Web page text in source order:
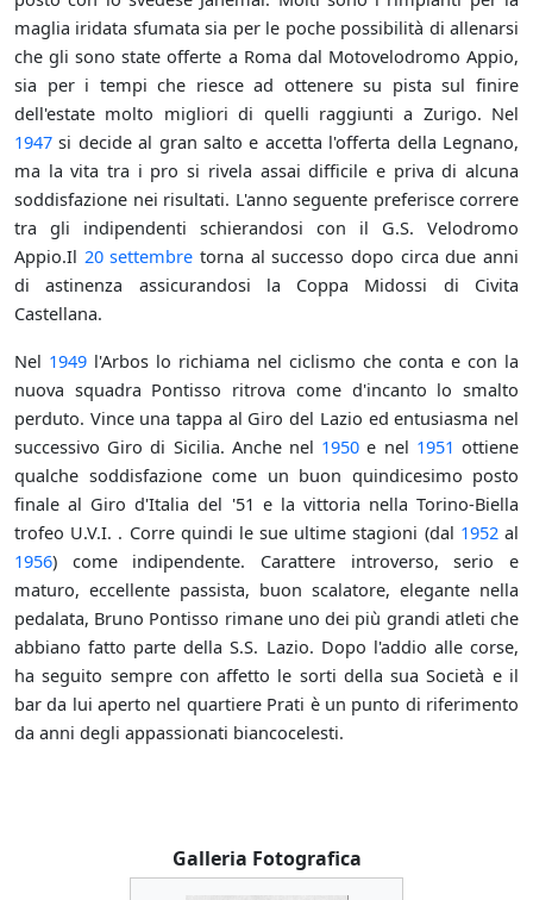
maglia iridata sfumata sia per le poche possibilità di allenarsi
che gli sono state offerte a Roma dal Motovelodromo Appio,
sia per i tempi che riesce ad ottenere su pista sul finire
dell'estate molto migliori di quelli raggiunti a Zurigo. Nel
1947 si decide al gran salto e accetta l'offerta della Legnano,
ma la vita tra i pro si rivela assai difficile e priva di alcuna
soddisfazione nei risultati. L'anno seguente preferisce correre
tra gli indipendenti schierandosi con il G.S. Velodromo
Appio.Il 20 settembre torna al successo dopo circa due anni
di astinenza assicurandosi la Coppa Midossi di Civita
Castellana.
Nel 1949 l'Arbos lo richiama nel ciclismo che conta e con la
nuova squadra Pontisso ritrova come d'incanto lo smalto
perduto. Vince una tappa al Giro del Lazio ed entusiasma nel
successivo Giro di Sicilia. Anche nel 1950 e nel 1951 ottiene
qualche soddisfazione come un buon quindicesimo posto
finale al Giro d'Italia del '51 e la vittoria nella Torino-Biella
trofeo U.V.I. . Corre quindi le sue ultime stagioni (dal 1952al
1956) come indipendente. Carattere introverso, serio e
maturo, eccellente passista, buon scalatore, elegante nella
pedalata, Bruno Pontisso rimane uno dei più grandi atleti che
abbiano fatto parte della S.S. Lazio. Dopo l'addio alle corse,
ha seguito sempre con affetto le sorti della sua Società e il
bar da lui aperto nel quartiere Prati è un punto di riferimento
da anni degli appassionati biancocelesti.
Galleria Fotografica